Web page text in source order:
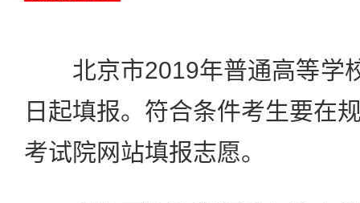
北京市2019年普通高等学
日起填报。符合条件考生要在
考试院网站填报志愿。